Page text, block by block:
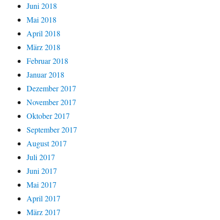
Juni 2018
Mai 2018
April 2018
März 2018
Februar 2018
Januar 2018
Dezember 2017
November 2017
Oktober 2017
September 2017
August 2017
Juli 2017
Juni 2017
Mai 2017
April 2017
März 2017